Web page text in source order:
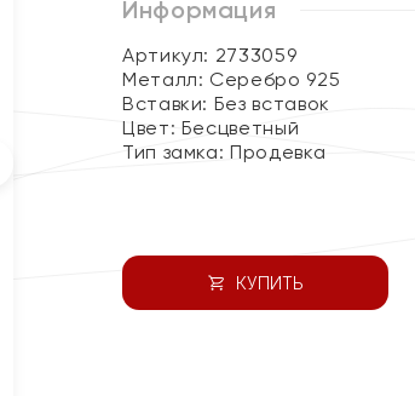
Информация
Артикул: 2733059
Металл: Серебро 925
Вставки: Без вставок
Цвет: Бесцветный
Тип замка:Продевка
КУПИТЬ